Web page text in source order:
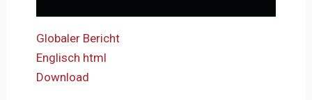
Globaler Bericht
Englisch html
Download